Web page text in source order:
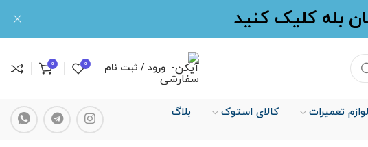
بله کلیک کنید
ورود / ثبت نام 0
0
لوازم تعمیرات کالای استوک
بلاگ